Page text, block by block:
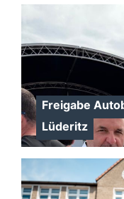
Freigabe
Lüderitz